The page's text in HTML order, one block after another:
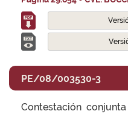
PE/08/003530-3
Contestación